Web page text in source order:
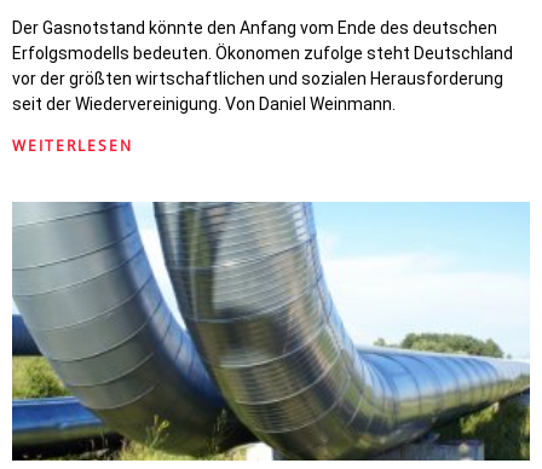
Der Gasnotstand könnte den Anfang vom Ende des deutschen
Erfolgsmodells bedeuten. Ökonomen zufolge steht Deutschland
vor der größten wirtschaftlichen und sozialen Herausforderung
seit der Wiedervereinigung. Von Daniel Weinmann.
WEITERLESEN